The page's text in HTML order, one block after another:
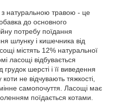
з натуральною травою - це
до основного
потребу поїдання
шлунку і кишечника від
містять 12% натуральної
ласощі відбувається
шерсті і її виведення
не відчувають тяжкості,
самопочуття. Ласощі має
поїдається котами.